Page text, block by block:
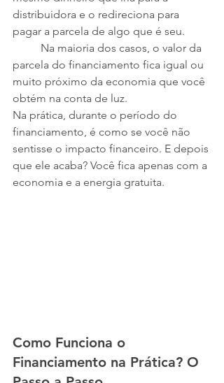
distribuidora e o redireciona para
pagar a parcela de algo que é seu.
parcela do financiamento fica igual ou
muito próximo da economia que você
obtém na conta de luz.
Na prática, durante o período do
financiamento, é como se você não
sentisse o impacto financeiro. E depois
que ele acaba? Você fica apenas com a
economia e a energia gratuita.
Como Funciona o
Financiamento na Prática? O